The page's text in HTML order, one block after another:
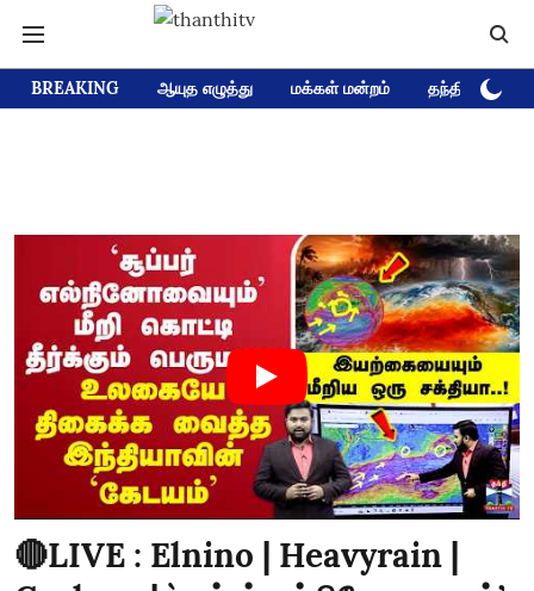
BREAKING ஆயுத எழுத்து மக்கள் மன்றம் தந்தி டிவி
🔴LIVE : Elnino | Heavyrain |